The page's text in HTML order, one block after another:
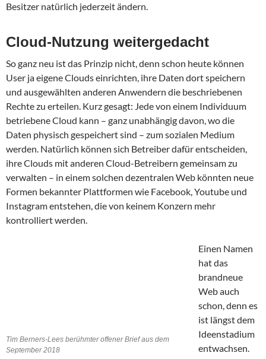
Besitzer natürlich jederzeit ändern.
Cloud-Nutzung weitergedacht
So ganz neu ist das Prinzip nicht, denn schon heute können
User ja eigene Clouds einrichten, ihre Daten dort speichern
und ausgewählten anderen Anwendern die beschriebenen
Rechte zu erteilen. Kurz gesagt: Jede von einem Individuum
betriebene Cloud kann – ganz unabhängig davon, wo die
Daten physisch gespeichert sind – zum sozialen Medium
werden. Natürlich können sich Betreiber dafür entscheiden,
ihre Clouds mit anderen Cloud-Betreibern gemeinsam zu
verwalten – in einem solchen dezentralen Web könnten neue
Formen bekannter Plattformen wie Facebook, Youtube und
Instagram entstehen, die von keinem Konzern mehr
kontrolliert werden.
Tim Berners-Lees berühmter offener Brief aus dem
September 2018
Einen Namen
hat das
brandneue
Web auch
schon, denn es
ist längst dem
Ideenstadium
entwachsen.